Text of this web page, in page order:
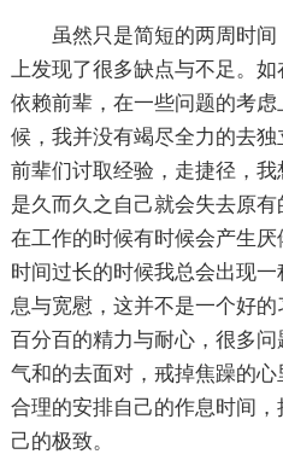
虽然只是简短的两周时
上发现了很多缺点与不足。
依赖前辈，在一些问题的考
候，我并没有竭尽全力的去
前辈们讨取经验，走捷径，
是久而久之自己就会失去原
在工作的时候有时候会产生
时间过长的时候我总会出现
息与宽慰，这并不是一个好
百分百的精力与耐心，很多
气和的去面对，戒掉焦躁的心
合理的安排自己的作息时间
己的极致。